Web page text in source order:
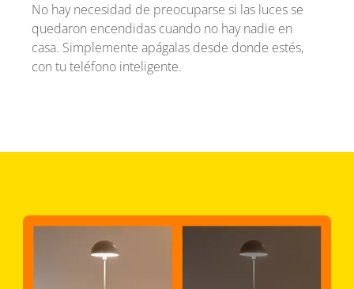
No hay necesidad de preocuparse si las luces se
quedaron encendidas cuando no hay nadie en
casa. Simplemente apágalas desde donde estés,
con tu teléfono inteligente.